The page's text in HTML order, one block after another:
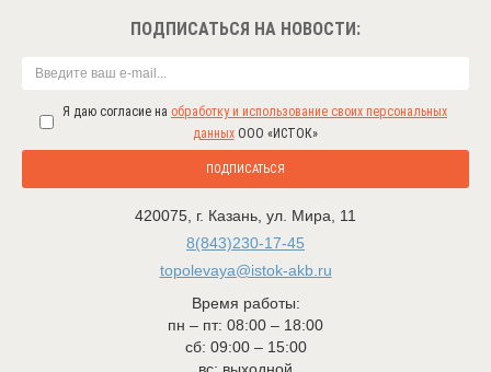
ПОДПИСАТЬСЯ НА НОВОСТИ:
Я даю согласие на обработку и использование своих персональных
данныхООО «ИСТОК»
ПОДПИСАТЬСЯ
420075 г. Казань ул. Мира, 11
8(843)230-17-45
topolevaya@istok-akb.ru
Время работы:
пн – пт: 08:00 – 18:00
сб: 09:00 – 15:00
вс: выходной